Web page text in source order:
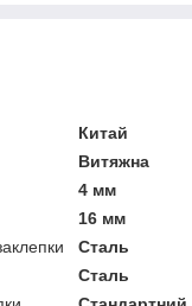
Китай
Витяжна
4 мм
16 мм
Сталь
Сталь